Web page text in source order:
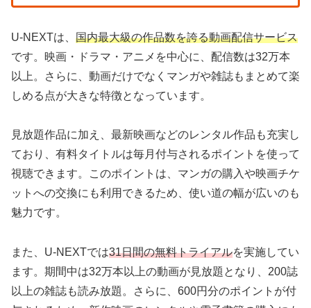
U-NEXTは、 国内最大級の作品数を誇る動画配信サービス
です。映画・ドラマ・アニメを中心に、配信数は32万本
以上。さらに、動画だけでなくマンガや雑誌もまとめて楽
しめる点が大きな特徴となっています。
見放題作品に加え、最新映画などのレンタル作品も充実し
ており、有料タイトルは毎月付与されるポイントを使って
視聴できます。このポイントは、マンガの購入や映画チケ
ットへの交換にも利用できるため、使い道の幅が広いのも
魅力です。
また、U-NEXTでは31日間の無料トライアルを実施してい
ます。期間中は32万本以上の動画が見放題となり、200誌
以上の雑誌も読み放題。さらに、600円分のポイントが付